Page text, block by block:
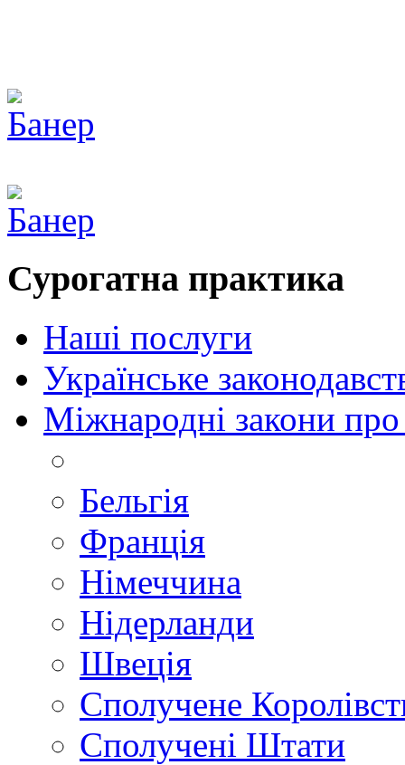
Сурогатна практика
Наші послуги
Українське
Міжнародні закони
Бельгія
Франція
Німеччина
Нідерланди
Швеція
Сполучене
Сполучені Штати